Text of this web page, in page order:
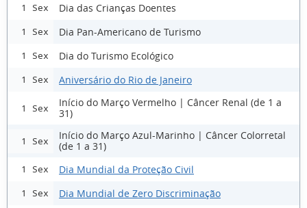
1 Sex Dia das Crianças Doentes
1 Sex Dia Pan-Americano de Turismo
1 Sex Dia do Turismo Ecológico
1 Sex Aniversário do Rio de Janeiro
1 Sex
Início do Março Vermelho | Câncer Renal (de 1 a
31)
1 Sex
Início do Março Azul-Marinho | Câncer Colorretal
(de 1 a 31)
1 Sex Dia Mundial da Proteção Civil
1 Sex Dia Mundial de Zero Discriminação